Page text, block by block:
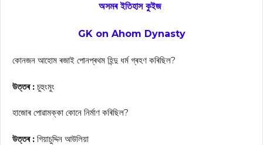
অসমৰ ইতিহাস কুইজ
GK on Ahom Dynasty
কোনজন আহোম ৰজাই পোনপ্ৰথম হিন্দু ধৰ্ম গ্ৰহণ কৰিছিল?
উত্তৰ : চুহুংমুং
হাজোৰ পোৱামক্কা কোনে নিৰ্মাণ কৰিছিল?
উত্তৰ : গিয়াচুদ্দিন আউলিয়া